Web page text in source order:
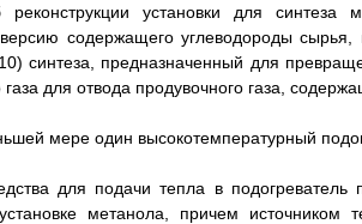
реконструкции установки для
содержащего углеводороды
синтеза, предназначенный для
для отвода продувочного газа,
мере один высокотемпературный
для подачи тепла в подогреватель
метанола, причем